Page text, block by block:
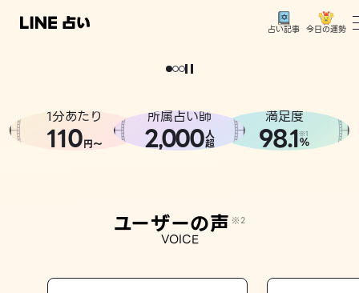
占い記事 今日の運勢
相談事例
どうせなら
。
1分あたり
110円〜
所属占い師
2,000人
超
満足度
98.1※1
%
ユーザーの声 ※2
VOICE